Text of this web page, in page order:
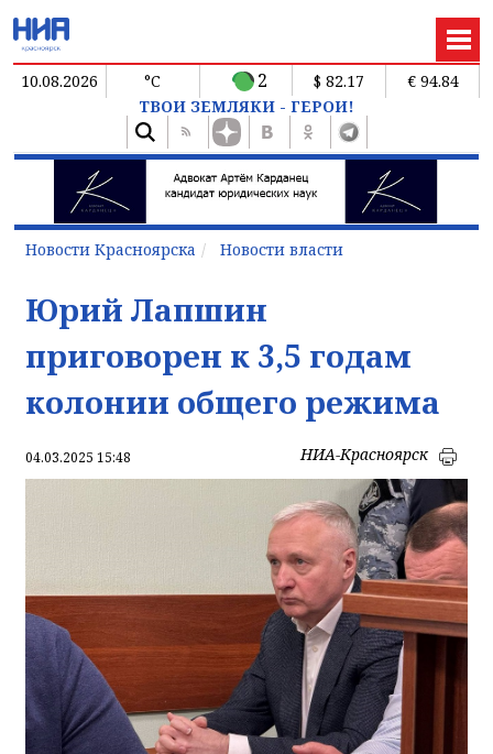
10.08.2026 °C 2 $ 82.17
€ 94.84
ТВОИ ЗЕМЛЯКИ - ГЕРОИ!
Новости Красноярска Новости власти
Юрий Лапшин
приговорен к 3,5 годам
колонии общего режима
04.03.2025 15:48 НИА-Красноярск